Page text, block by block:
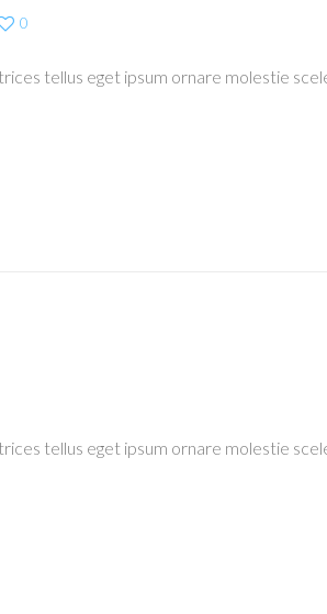
0
tellus eget ipsum ornare molestie
tellus eget ipsum ornare molestie